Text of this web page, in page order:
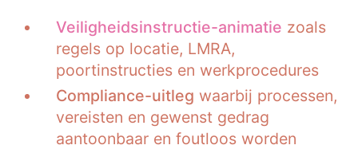
Veiligheidsinstructie-animatie zoals
regels op locatie, LMRA,
poortinstructies en werkprocedures
Compliance-uitleg waarbij processen,
vereisten en gewenst gedrag
aantoonbaar en foutloos worden